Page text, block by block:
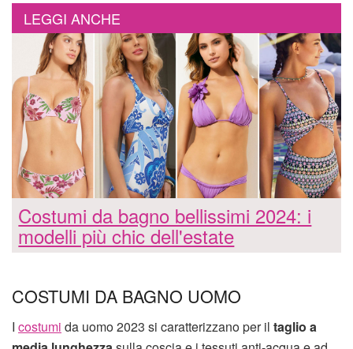
LEGGI ANCHE
Costumi da bagno bellissimi 2024: i
modelli più chic dell'estate
COSTUMI DA BAGNO UOMO
I costumi da uomo 2023 si caratterizzano per il taglio a